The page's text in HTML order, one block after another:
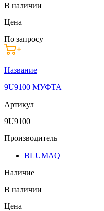
В наличии
Цена
По запросу
Название
9U9100 МУФТА
Артикул
9U9100
Производитель
BLUMAQ
Наличие
В наличии
Цена